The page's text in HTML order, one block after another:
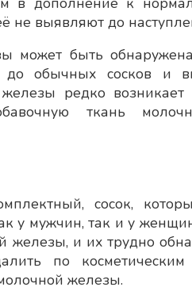
не выявляют до
может быть
обычных сосков и
редко
ткань
сосок,
у мужчин, так и у
железы, и их трудно
по
железы.